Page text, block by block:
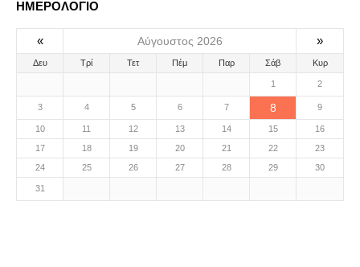
ΗΜΕΡΟΛΟΓΙΟ
« Αύγουστος 2026 »
Δευ Τρί Τετ Πέμ Παρ Σάβ Κυρ
1 2
3 4 5 6 7 8 9
10 11 12 13 14 15
16
17
18 19 20 21 22
23
24
25 26 27 28 29 30
31